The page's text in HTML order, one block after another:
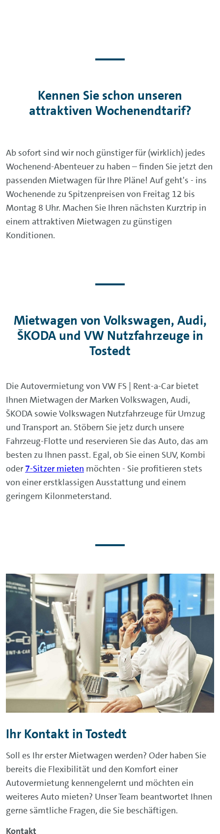
Kennen Sie schon unseren
attraktiven Wochenendtarif?
Ab sofort sind wir noch günstiger für (wirklich) jedes
Wochenend-Abenteuer zu haben – finden Sie jetzt den
passenden Mietwagen für Ihre Pläne! Auf geht's - ins
Wochenende zu Spitzenpreisen von Freitag 12 bis
Montag 8 Uhr. Machen Sie Ihren nächsten Kurztrip in
einem attraktiven Mietwagen zu günstigen
Konditionen.
Mietwagen von Volkswagen, Audi,
ŠKODA und VW Nutzfahrzeuge in
Tostedt
Die Autovermietung von VW FS | Rent-a-Car bietet
Ihnen Mietwagen der Marken Volkswagen, Audi,
ŠKODA sowie Volkswagen Nutzfahrzeuge für Umzug
und Transport an. Stöbern Sie jetz durch unsere
Fahrzeug-Flotte und reservieren Sie das Auto, das am
besten zu Ihnen passt. Egal, ob Sie einen SUV, Kombi
oder 7-Sitzer mieten möchten - Sie profitieren stets
von einer erstklassigen Ausstattung und einem
geringem Kilonmeterstand.
Ihr Kontakt in Tostedt
Soll es Ihr erster Mietwagen werden? Oder haben Sie
bereits die Flexibilität und den Komfort einer
Autovermietung kennengelernt und möchten ein
weiteres Auto mieten? Unser Team beantwortet Ihnen
gerne sämtliche Fragen, die Sie beschäftigen.
Kontakt